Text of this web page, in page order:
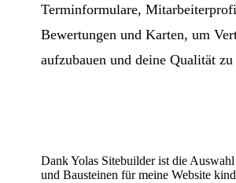
Terminformulare,
Bewertungen und Karten, um
aufzubauen und deine Qualität zu
Dank Yolas Sitebuilder ist die
und Bausteinen für meine Website